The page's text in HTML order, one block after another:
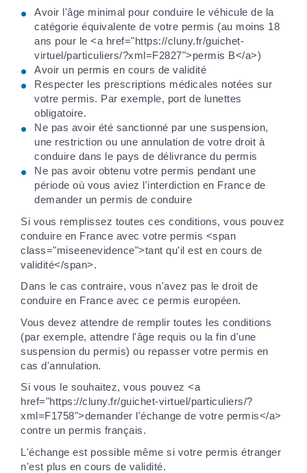
Avoir l'âge minimal pour conduire le véhicule de la
catégorie équivalente de votre permis (au moins 18
ans pour le <a href="https://cluny.fr/guichet-
virtuel/particuliers/?xml=F2827">permis B</a>)
Avoir un permis en cours de validité
Respecter les prescriptions médicales notées sur
votre permis. Par exemple, port de lunettes
obligatoire.
Ne pas avoir été sanctionné par une suspension,
une restriction ou une annulation de votre droit à
conduire dans le pays de délivrance du permis
Ne pas avoir obtenu votre permis pendant une
période où vous aviez l'interdiction en France de
demander un permis de conduire
Si vous remplissez toutes ces conditions, vous pouvez
conduire en France avec votre permis <span
class="miseenevidence">tant qu'il est en cours de
validité</span>.
Dans le cas contraire, vous n'avez pas le droit de
conduire en France avec ce permis européen.
Vous devez attendre de remplir toutes les conditions
(par exemple, attendre l'âge requis ou la fin d'une
suspension du permis) ou repasser votre permis en
cas d'annulation.
Si vous le souhaitez, vous pouvez <a
href="https://cluny.fr/guichet-virtuel/particuliers/?
xml=F1758">demander l'échange de votre permis</a>
contre un permis français.
L'échange est possible même si votre permis étranger
n'est plus en cours de validité.